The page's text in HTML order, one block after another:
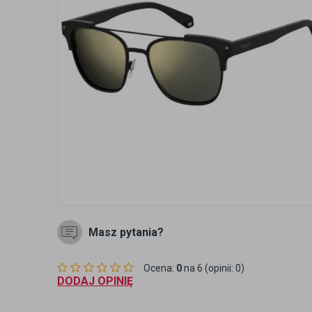
Masz pytania?
Ocena: 0na 6 (opinii: 0)
DODAJ OPINIĘ